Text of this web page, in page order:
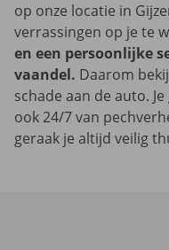
op onze locatie in
verrassingen op je te
en een persoonlijke
vaandel. Daarom
schade aan de auto.
ook 24/7 van
geraak je altijd veilig